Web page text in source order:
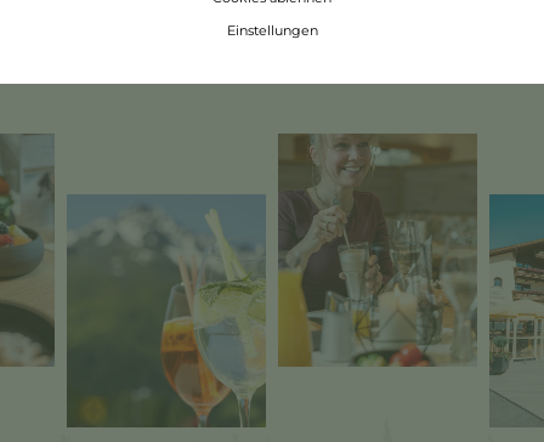
Einstellungen